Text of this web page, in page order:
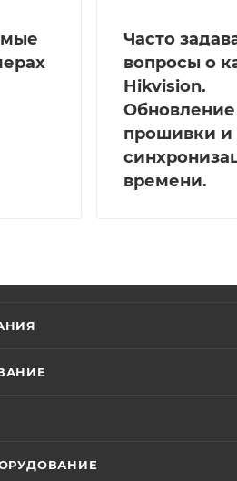
Часто
вопросы о
Hikvision.
Обновление
прошивки и
времени.